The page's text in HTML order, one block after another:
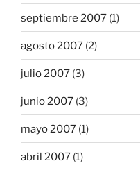
septiembre 2007 (1)
agosto 2007 (2)
julio 2007 (3)
junio 2007 (3)
mayo 2007 (1)
abril 2007 (1)